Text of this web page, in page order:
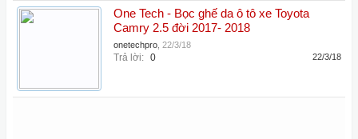
One Tech - Bọc ghế da ô tô xe Toyota
Camry 2.5 đời 2017- 2018
onetechpro 22/3/18
Trả lời: 0 22/3/18